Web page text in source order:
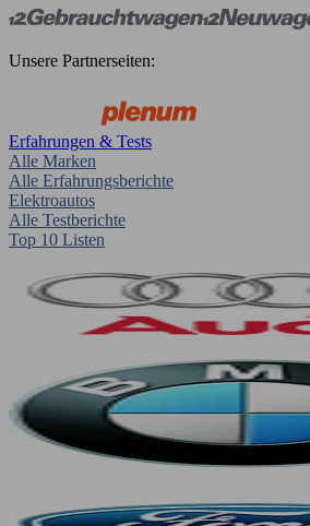
Unsere Partnerseiten:
Erfahrungen & Tests
Alle Marken
Alle Erfahrungsberichte
Elektroautos
Alle Testberichte
Top 10 Listen